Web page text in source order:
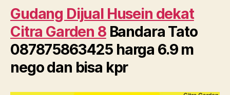
Gudang Dijual Husein dekat
Citra Garden 8Bandara Tato
087875863425 harga 6.9 m
nego dan bisa kpr